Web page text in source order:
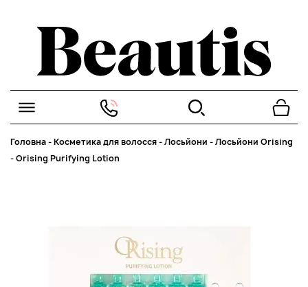
Головна-Косметика для волосся-Лосьйони -Лосьйони Orising
-Orising Purifying Lotion